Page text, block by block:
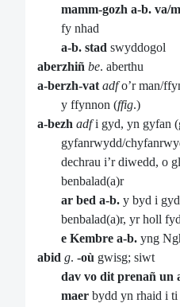
mamm-gozh a-b. va/
fy nhad
a-b. stad swyddogol
aberzhiñ be. aberthu
a-berzh-vat adfo’r man/
y ffynnon (ffig.)
a-bezh adfi gyd, yn gyfan
gyfanrwydd/
dechrau i’r diwedd, o
benbalad(a)r
ar bed a-b. y byd i
benbalad(a)r, yr holl fyd
e Kembre a-b. yng
abid g. -où gwisg; siwt
dav vo dit prenañ un
maer bydd yn rhaid i